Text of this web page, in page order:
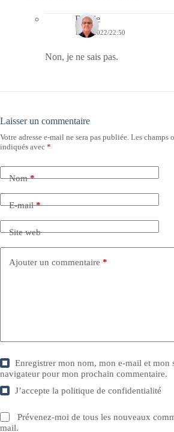
Bernie
13/12/2022/22:50
Non, je ne sais pas.
Laisser un commentaire
Votre adresse e-mail ne sera pas publiée. Les champs
indiqués avec *
Nom*
E-mail*
Site web
Ajouter un commentaire *
Enregistrer mon nom, mon e-mail et mon
navigateur pour mon prochain commentaire.
J’accepte lapolitique de confidentialité
Prévenez-moi de tous les nouveaux
mail.